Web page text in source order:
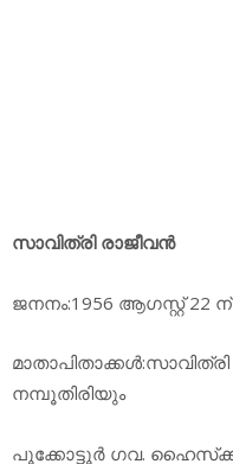
സാവിത്രി രാജീവന്‍
ജനനം:1956 ആഗസ്റ്റ്
നമ്പൂതിരിയും
പൂക്കോട്ടൂര്‍ ഗവ.